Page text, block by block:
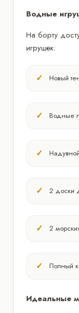
Водные
На борту
игрушек:
Новый
Водные
2 доски
2
Полный
Идеальные